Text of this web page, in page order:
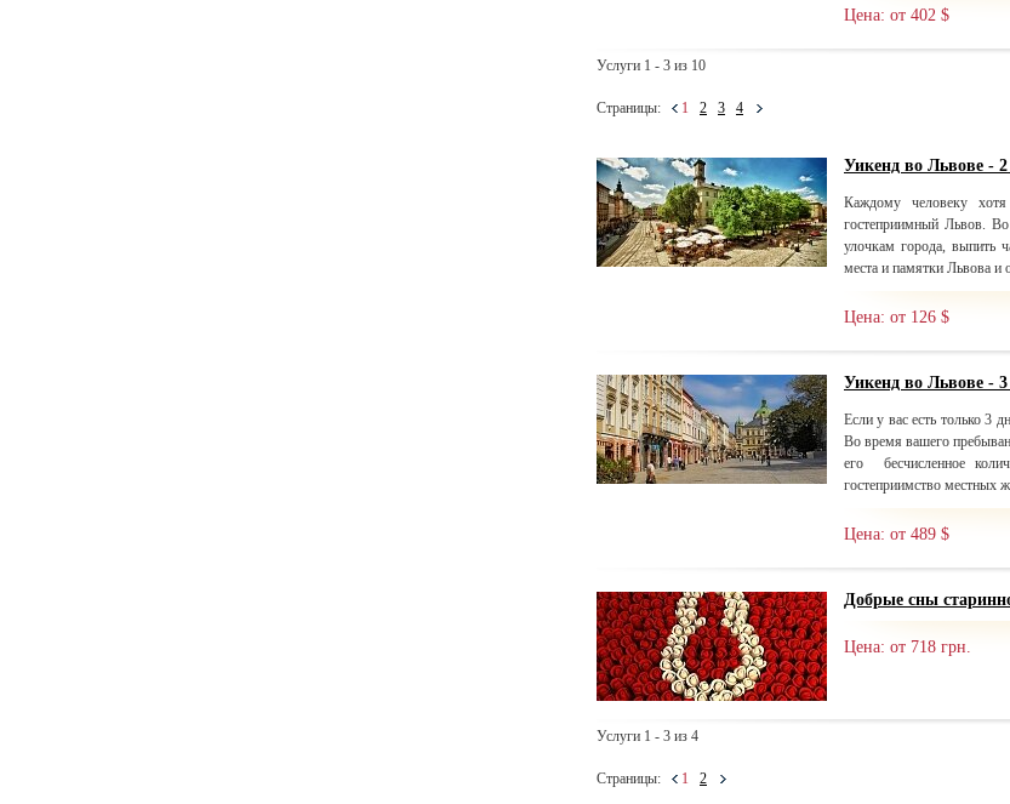
Цена: от 402 $
Услуги 1 - 3 из 10
Страницы: 1 2 3 4
Уикенд во Львове -
Каждому человеку
гостеприимный Львов.
улочкам города, выпить
места и памятки Львова и
Цена: от 126 $
Уикенд во Львове -
Если у вас есть только 3
Во время вашего
его бесчисленное
гостеприимство местных
Цена: от 489 $
Добрые сны
Цена: от 718 грн.
Услуги 1 - 3 из 4
Страницы: 1 2